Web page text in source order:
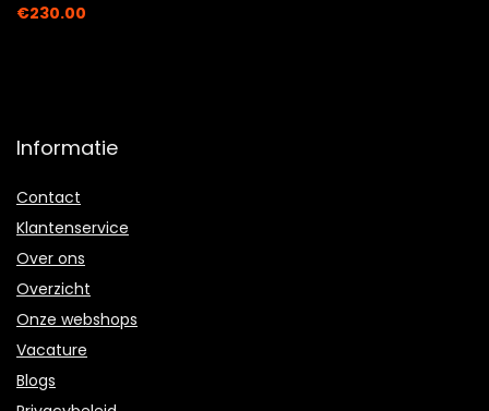
€230.00
Informatie
Contact
Klantenservice
Over ons
Overzicht
Onze webshops
Vacature
Blogs